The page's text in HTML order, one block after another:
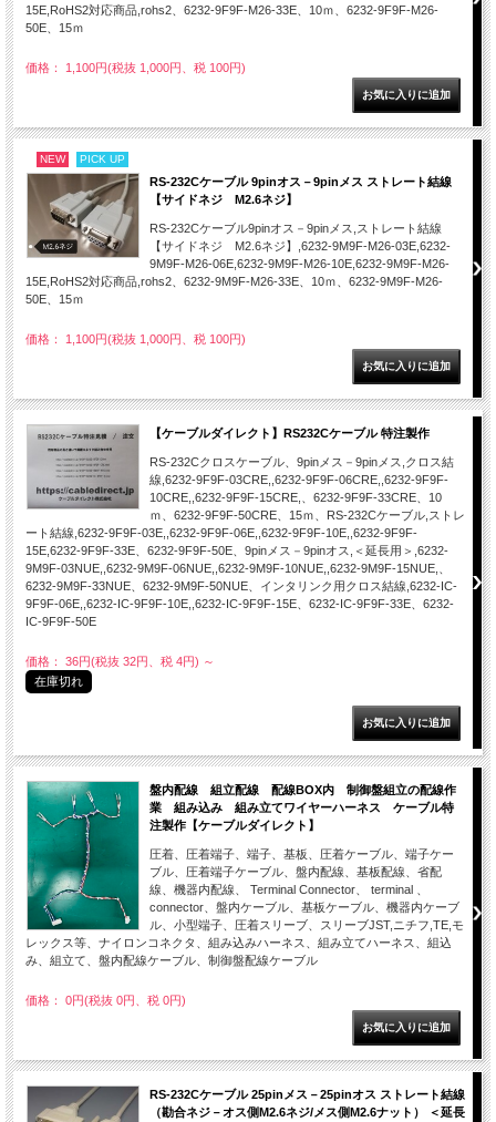
15E,RoHS2対応商品,rohs2、6232-9F9F-M26-33E、10ｍ、6232-9F9F-M26-
50E、15ｍ
価格： 1,100円(税抜 1,000円、税 100円)
NEW PICK UP
RS-232Cケーブル 9pinオス－9pinメス ストレート結線
【サイドネジ M2.6ネジ】
RS-232Cケーブル9pinオス－9pinメス,ストレート結線
【サイドネジ M2.6ネジ】,6232-9M9F-M26-03E,6232-
9M9F-M26-06E,6232-9M9F-M26-10E,6232-9M9F-M26-
15E,RoHS2対応商品,rohs2、6232-9M9F-M26-33E、10ｍ、6232-9M9F-M26-
50E、15ｍ
価格： 1,100円(税抜 1,000円、税 100円)
【ケーブルダイレクト】RS232Cケーブル 特注製作
RS-232Cクロスケーブル、9pinメス－9pinメス,クロス結
線,6232-9F9F-03CRE,,6232-9F9F-06CRE,,6232-9F9F-
10CRE,,6232-9F9F-15CRE,、6232-9F9F-33CRE、10
ｍ、6232-9F9F-50CRE、15ｍ、RS-232Cケーブル,ストレ
ート結線,6232-9F9F-03E,,6232-9F9F-06E,,6232-9F9F-10E,,6232-9F9F-
15E,6232-9F9F-33E、6232-9F9F-50E、9pinメス－9pinオス,＜延長用＞,6232-
9M9F-03NUE,,6232-9M9F-06NUE,,6232-9M9F-10NUE,,6232-9M9F-15NUE,、
6232-9M9F-33NUE、6232-9M9F-50NUE、インタリンク用クロス結線,6232-IC-
9F9F-06E,,6232-IC-9F9F-10E,,6232-IC-9F9F-15E、6232-IC-9F9F-33E、6232-
IC-9F9F-50E
価格： 36円(税抜 32円、税 4円) ～
在庫切れ
盤内配線 組立配線 配線BOX内 制御盤組立の配線作
業 組み込み 組み立てワイヤーハーネス ケーブル特
注製作【ケーブルダイレクト】
圧着、圧着端子、端子、基板、圧着ケーブル、端子ケー
ブル、圧着端子ケーブル、盤内配線、基板配線、省配
線、機器内配線、 Terminal Connector、 terminal 、
connector、盤内ケーブル、基板ケーブル、機器内ケーブ
ル、小型端子、圧着スリーブ、スリーブJST,ニチフ,TE,モ
レックス等、ナイロンコネクタ、組み込みハーネス、組み立てハーネス、組込
み、組立て、盤内配線ケーブル、制御盤配線ケーブル
価格： 0円(税抜 0円、税 0円)
RS-232Cケーブル 25pinメス－25pinオス ストレート結線
（勘合ネジ－オス側M2.6ネジ/メス側M2.6ナット） ＜延長